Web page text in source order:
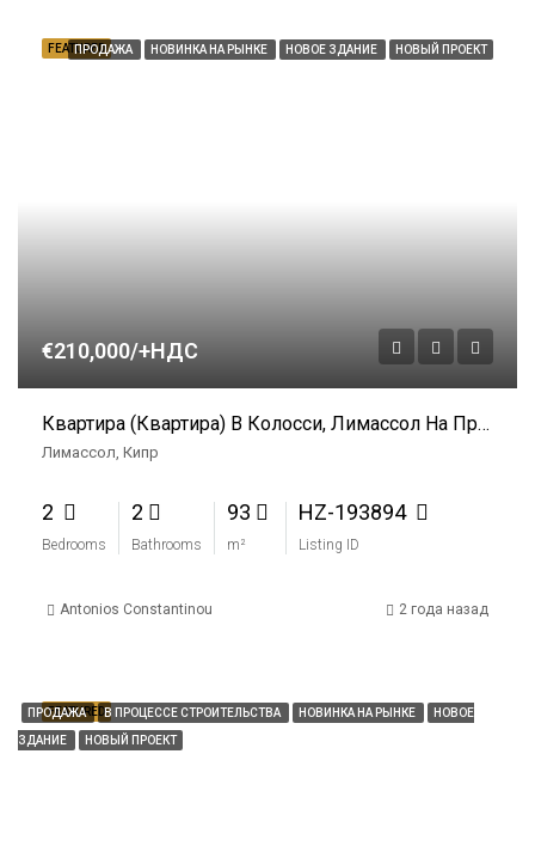
FEATUREDПРОДАЖА НОВИНКА НА РЫНКЕ НОВОЕ ЗДАНИЕ НОВЫЙ ПРОЕКТ
€210,000/+НДС
Квартира (квартира) В Колосси, Лимассол На Продажу
Лимассол, Кипр
2
Bedrooms
2
Bathrooms
93
m²
HZ-193894
Listing ID
Antonios Constantinou 2 года назад
FEATURED
ПРОДАЖА В ПРОЦЕССЕ СТРОИТЕЛЬСТВА НОВИНКА НА РЫНКЕ НОВОЕ
ЗДАНИЕ НОВЫЙ ПРОЕКТ